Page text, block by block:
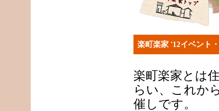
楽町楽家 '12イベント
楽町楽家とは
らい、これか
催しです。